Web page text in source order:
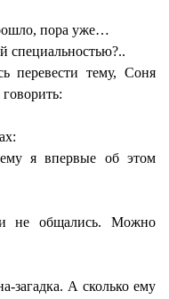
пора уже…
специальностью?..
перевести тему, Соня
я впервые об этом
общались. Можно
А сколько ему